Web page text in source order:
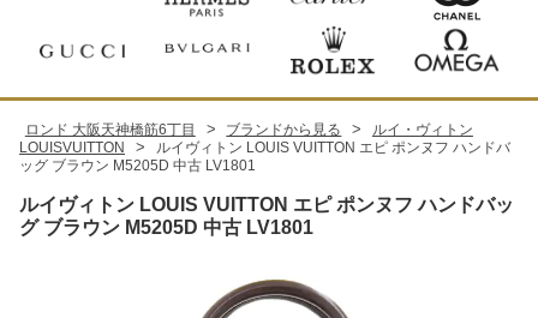
ロンド 大阪天神橋筋6丁目 > ブランドから見る >
ルイ・ヴィトン
LOUISVUITTON
>
ルイヴィトン LOUIS VUITTON エピ ポンヌフ ハンドバ
ッグ ブラウン M5205D 中古 LV1801
ルイヴィトン LOUIS VUITTON エピ ポンヌフ ハンドバッ
グ ブラウン M5205D 中古 LV1801